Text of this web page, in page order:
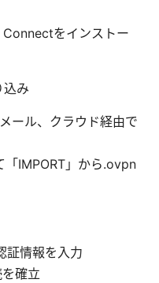
をインストー
込み
ール、クラウド経由で
IMPORT」から.ovpn
証情報を入力
確立